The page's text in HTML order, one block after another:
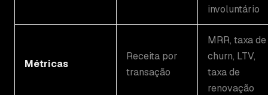
involuntário
Métricas
Receita por
transação
MRR, taxa de
churn, LTV,
taxa de
renovação